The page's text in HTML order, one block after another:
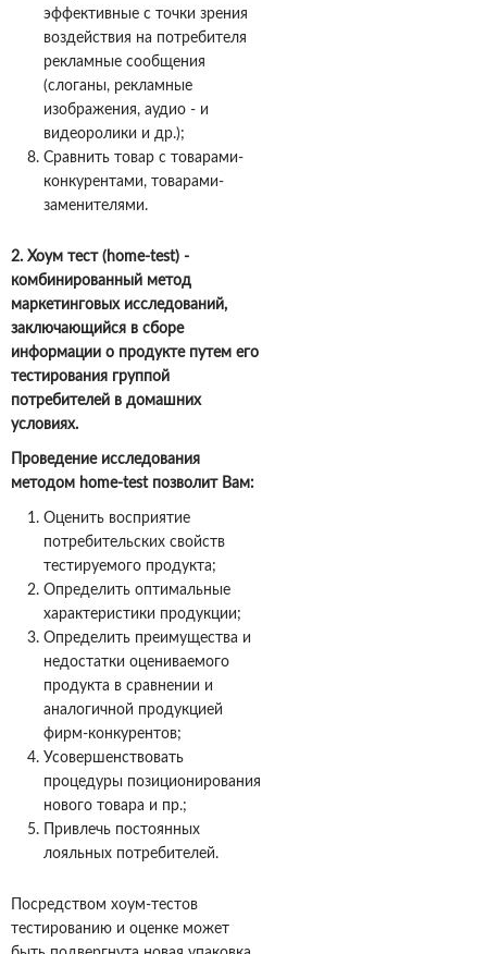
эффективные с точки зрения
воздействия на потребителя
рекламные сообщения
(слоганы, рекламные
изображения, аудио - и
видеоролики и др.);
Сравнить товар с товарами-
конкурентами, товарами-
заменителями.
2. Хоум тест (home-test) -
комбинированный метод
маркетинговых исследований,
заключающийся в сборе
информации о продукте путем его
тестирования группой
потребителей в домашних
условиях.
Проведение исследования
методом home-test позволит Вам:
Оценить восприятие
потребительских свойств
тестируемого продукта;
Определить оптимальные
характеристики продукции;
Определить преимущества и
недостатки оцениваемого
продукта в сравнении и
аналогичной продукцией
фирм-конкурентов;
Усовершенствовать
процедуры позиционирования
нового товара и пр.;
Привлечь постоянных
лояльных потребителей.
Посредством хоум-тестов
тестированию и оценке может